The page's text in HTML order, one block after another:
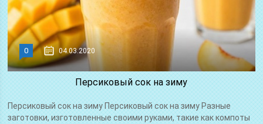
0 04.03.2020
Персиковый сок на зиму
Персиковый сок на зиму Персиковый сок на зиму Разные
заготовки, изготовленные своими руками, такие как компоты